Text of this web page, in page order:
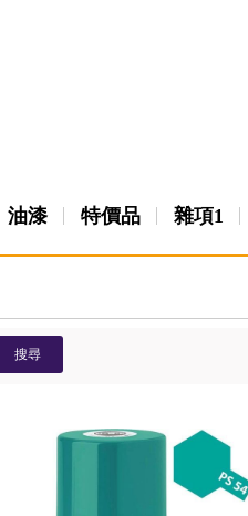
油漆 特價品 雜項1
搜尋